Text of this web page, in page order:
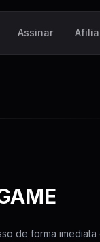
Assinar
de forma imediata